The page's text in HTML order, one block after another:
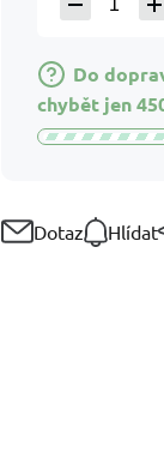
Do
chybět jen
Dotaz Hlídat